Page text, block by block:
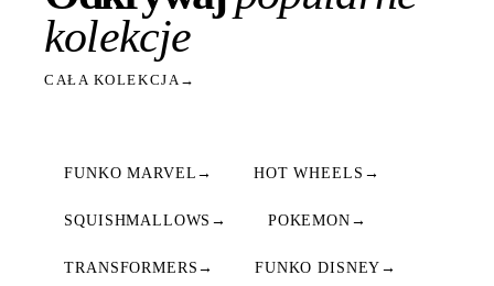
kolekcje
CAŁA KOLEKCJA →
FUNKO MARVEL → HOT WHEELS →
SQUISHMALLOWS → POKEMON →
TRANSFORMERS → FUNKO DISNEY →